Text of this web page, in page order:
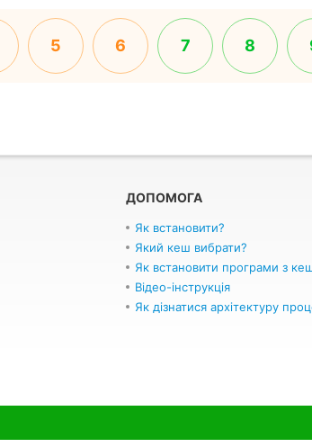
5 6 7 8
ДОПОМОГА
Як встановити?
Який кеш вибрати?
Як встановити програми з
Відео-інструкція
Як дізнатися архітектуру